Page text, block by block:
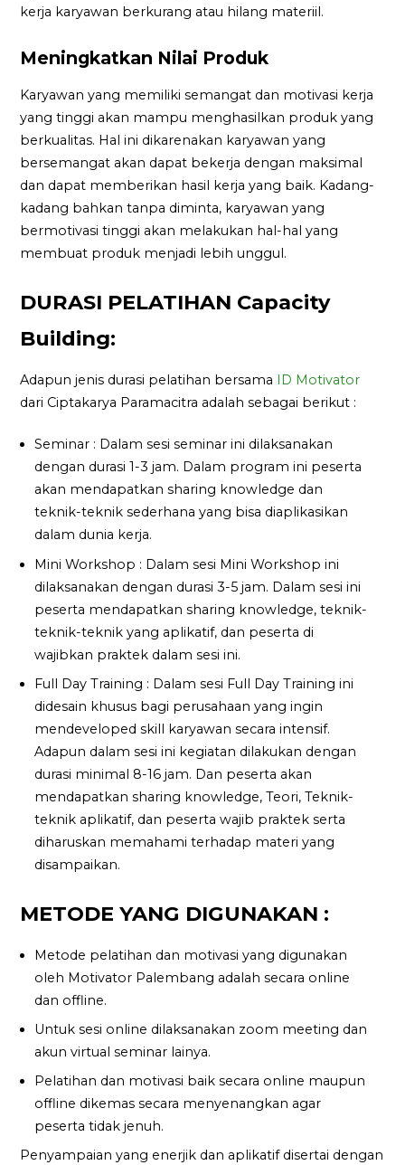
kerja karyawan berkurang atau hilang materiil.
Meningkatkan Nilai Produk
Karyawan yang memiliki semangat dan motivasi kerja
yang tinggi akan mampu menghasilkan produk yang
berkualitas. Hal ini dikarenakan karyawan yang
bersemangat akan dapat bekerja dengan maksimal
dan dapat memberikan hasil kerja yang baik. Kadang-
kadang bahkan tanpa diminta, karyawan yang
bermotivasi tinggi akan melakukan hal-hal yang
membuat produk menjadi lebih unggul.
DURASI PELATIHAN Capacity
Building:
Adapun jenis durasi pelatihan bersama ID Motivator
dari Ciptakarya Paramacitra adalah sebagai berikut :
Seminar : Dalam sesi seminar ini dilaksanakan
dengan durasi 1-3 jam. Dalam program ini peserta
akan mendapatkan sharing knowledge dan
teknik-teknik sederhana yang bisa diaplikasikan
dalam dunia kerja.
Mini Workshop : Dalam sesi Mini Workshop ini
dilaksanakan dengan durasi 3-5 jam. Dalam sesi ini
peserta mendapatkan sharing knowledge, teknik-
teknik-teknik yang aplikatif, dan peserta di
wajibkan praktek dalam sesi ini.
Full Day Training : Dalam sesi Full Day Training ini
didesain khusus bagi perusahaan yang ingin
mendeveloped skill karyawan secara intensif.
Adapun dalam sesi ini kegiatan dilakukan dengan
durasi minimal 8-16 jam. Dan peserta akan
mendapatkan sharing knowledge, Teori, Teknik-
teknik aplikatif, dan peserta wajib praktek serta
diharuskan memahami terhadap materi yang
disampaikan.
METODE YANG DIGUNAKAN :
Metode pelatihan dan motivasi yang digunakan
oleh Motivator Palembang adalah secara online
dan offline.
Untuk sesi online dilaksanakan zoom meeting dan
akun virtual seminar lainya.
Pelatihan dan motivasi baik secara online maupun
offline dikemas secara menyenangkan agar
peserta tidak jenuh.
Penyampaian yang enerjik dan aplikatif disertai dengan